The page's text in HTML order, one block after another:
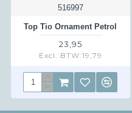
516997
Top Tio Ornament Petrol
23,95
Excl. BTW:19,79